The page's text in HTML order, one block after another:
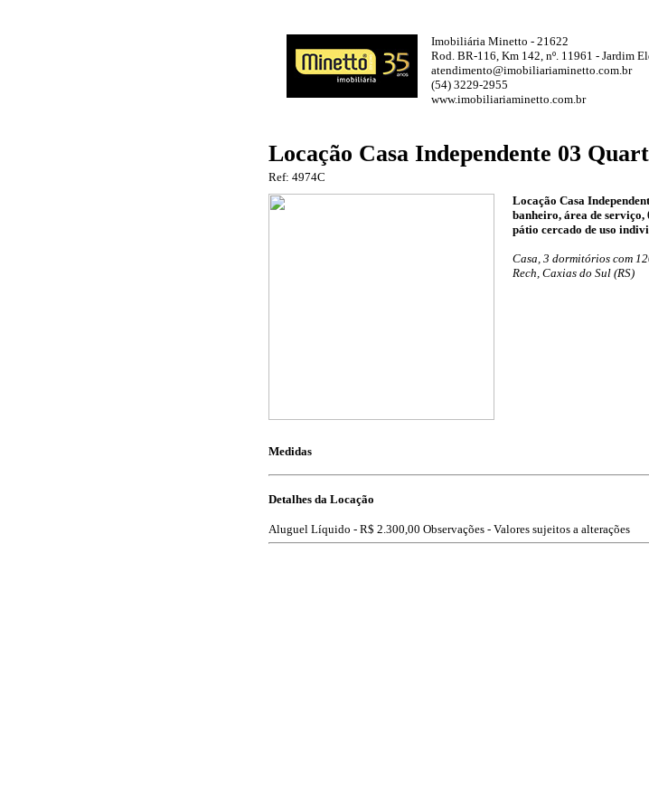
Imobiliária Minetto - 21622
Rod. BR-116, Km 142, nº. 11961 - Jardim
atendimento@imobiliariaminetto.com.br
(54) 3229-2955
www.imobiliariaminetto.com.br
Locação Casa Independente 03
Ref: 4974C
Locação Casa
banheiro, área de serviço,
pátio cercado de uso
Casa, 3 dormitórios com
Rech, Caxias do Sul (RS)
Medidas
Detalhes da Locação
Aluguel Líquido - R$ 2.300,00 Observações - Valores sujeitos a alterações